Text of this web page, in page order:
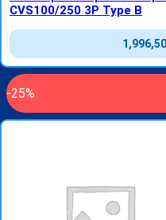
CVS100/250 3P Type B
-25%